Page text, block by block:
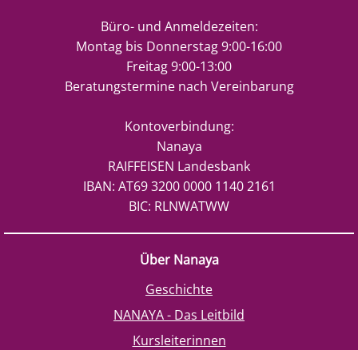
Über Nanaya
Geschichte
NANAYA - Das Leitbild
Kursleiterinnen
Büro- und Anmeldezeiten:
Montag bis Donnerstag 9:00-16:00
Freitag 9:00-13:00
Beratungstermine nach Vereinbarung
Kontoverbindung:
Nanaya
RAIFFEISEN Landesbank
IBAN: AT69 3200 0000 1140 2161
BIC: RLNWATWW